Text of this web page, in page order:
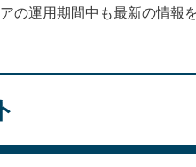
の運用期間中も最新の情報